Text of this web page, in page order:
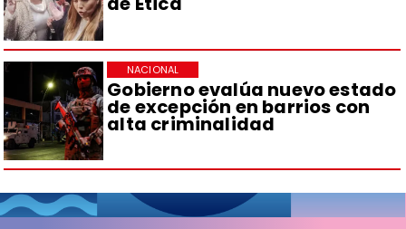
Gobierno evalúa nuevo estado
de excepción en barrios con
alta criminalidad
NACIONAL